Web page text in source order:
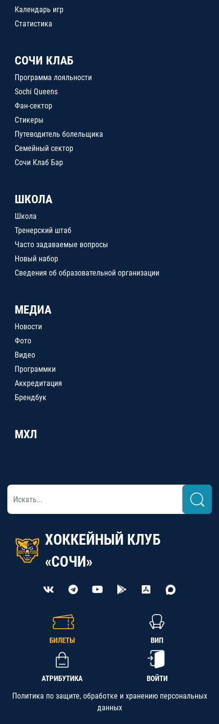
Календарь игр
Статистика
СОЧИ КЛАБ
Программа лояльности
Sochi Queens
Фан-сектор
Стикеры
Путеводитель болельщика
Семейный сектор
Сочи Клаб Бар
ШКОЛА
Школа
Тренерский штаб
Часто задаваемые вопросы
Новый набор
Сведения об образовательной организации
МЕДИА
Новости
Фото
Видео
Программки
Аккредитация
Брендбук
МХЛ
ХОККЕЙНЫЙ КЛУБ
«СОЧИ»
БИЛЕТЫ ВИП
АТРИБУТИКА ВОЙТИ
Политика по защите, обработке и хранению персональных
данных